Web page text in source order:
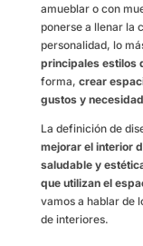
amueblar o con
ponerse a llenar la
personalidad, lo
principales estilos
forma, crear
gustos y
La definición de
mejorar el interior
saludable y
que utilizan el
vamos a hablar de
de interiores.